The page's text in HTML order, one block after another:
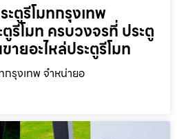
ตูรีโมทกรุงเทพ
รีโมท ครบวงจรที่ ประตู
ายอะไหล่ประตูรีโมท
กรุงเทพ จำหน่ายอ